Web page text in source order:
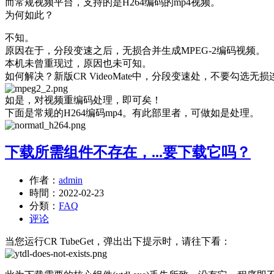
为何如此？
不知。
原因在于，分段变速之后，无损合并生成MPEG-2编码视频。
本机未曾重现过，原因也未可知。
如何解决？新版CR VideoMate中，分段变速处，不要勾选无损
如是，对视频重编码处理，即可矣！
下面是常规的H264编码mp4。有此部里者，可做如是处理。
下载所需组件不存在，...要下载它吗？
作者： admin
時間： 2022-02-23
分類： FAQ
评论
当您运行CR TubeGet，弹出出下提示时，请往下看：